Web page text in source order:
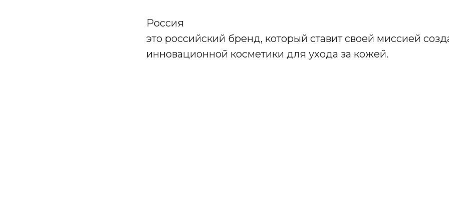
Россия
это российский бренд, который ставит своей миссией
инновационной косметики для ухода за кожей.